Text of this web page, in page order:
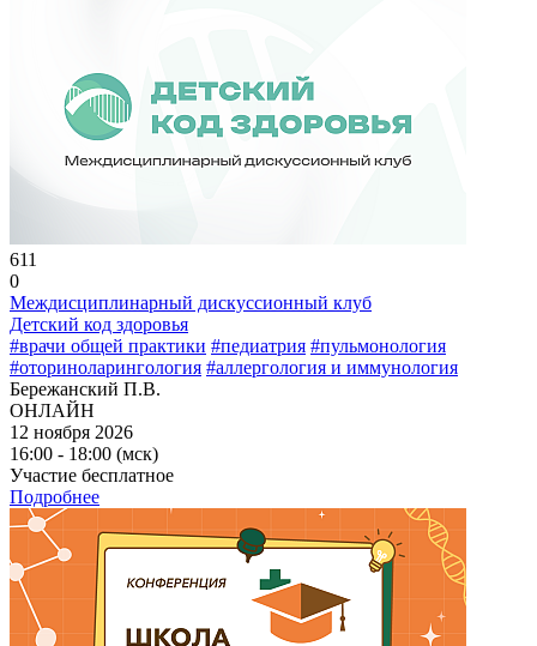
611
0
Междисциплинарный дискуссионный клуб
Детский код здоровья
#врачи общей практики #педиатрия #пульмонология
#оториноларингология #аллергология и иммунология
Бережанский П.В.
ОНЛАЙН
12 ноября 2026
16:00 - 18:00 (мск)
Участие бесплатное
Подробнее